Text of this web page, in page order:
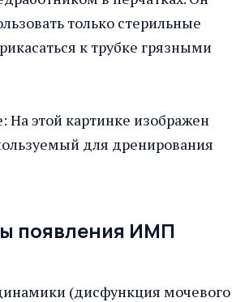
только стерильные
к трубке грязными
На этой картинке изображен
для дренирования
появления ИМП
(дисфункция мочевого